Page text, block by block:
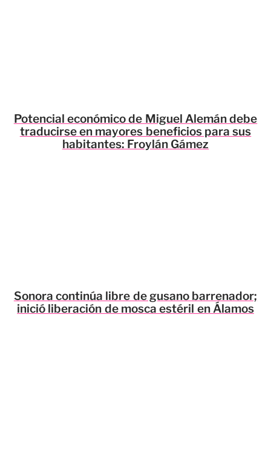
Potencial económico de Miguel Alemán debe
traducirse en mayores beneficios para sus
habitantes: Froylán Gámez
Sonora continúa libre de gusano barrenador;
inició liberación de mosca estéril en Álamos